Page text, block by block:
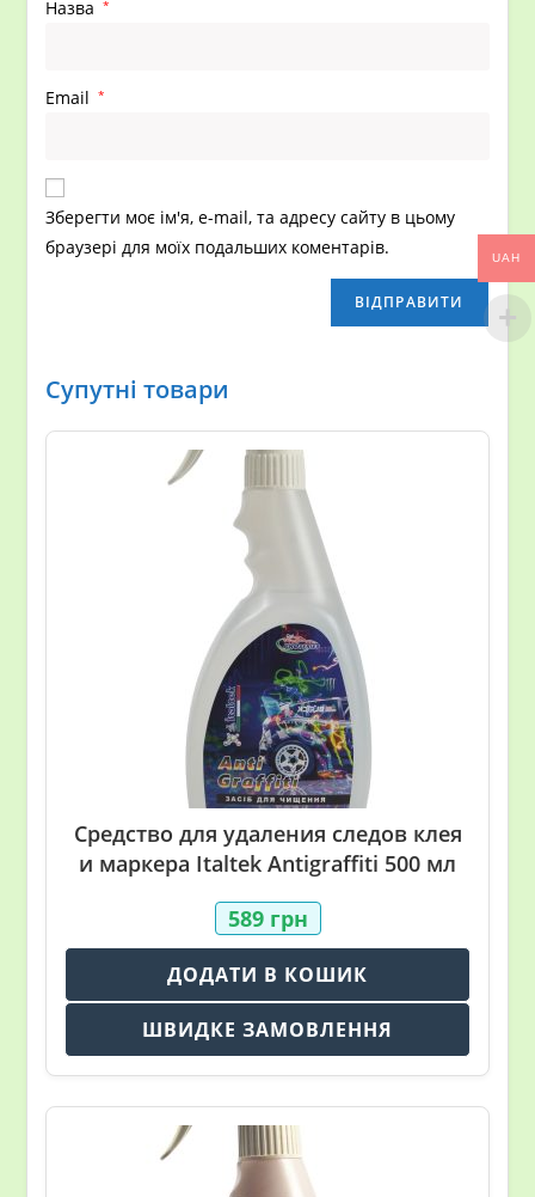
Назва *
Email *
Зберегти моє ім'я, e-mail, та адресу сайту в цьому
браузері для моїх подальших коментарів.
Супутні товари
Средство для удаления следов клея
и маркера Italtek Antigraffiti 500 мл
589 грн
ДОДАТИ В КОШИК
ШВИДКЕ ЗАМОВЛЕННЯ
UAH